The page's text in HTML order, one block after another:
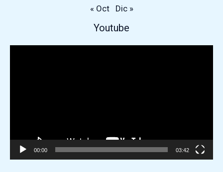
« Oct Dic »
Youtube
de
00:00 03:42